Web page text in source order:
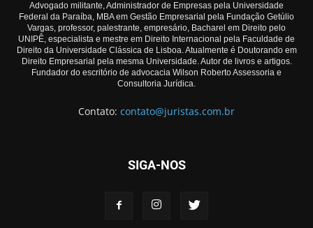
Advogado militante, Administrador de Empresas pela Universidade
Federal da Paraíba, MBA em Gestão Empresarial pela Fundação Getúlio
Vargas, professor, palestrante, empresário, Bacharel em Direito pelo
UNIPÊ, especialista e mestre em Direito Internacional pela Faculdade de
Direito da Universidade Clássica de Lisboa. Atualmente é Doutorando em
Direito Empresarial pela mesma Universidade. Autor de livros e artigos.
Fundador do escritório de advocacia Wilson Roberto Assessoria e
Consultoria Jurídica.
Contato: contato@juristas.com.br
SIGA-NOS